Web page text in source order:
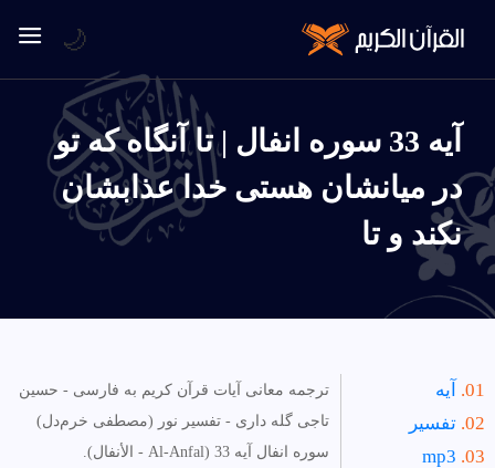
آیه 33 سوره انفال | تا آنگاه كه تو
در ميانشان هستى خدا عذابشان
نكند و تا
آیه
تفسیر
mp3
ترجمه معانی آیات قرآن کریم به فارسی - حسین
تاجی گله داری - تفسیر نور (مصطفی خرم‌دل)
سوره انفال آیه 33 (Al-Anfal - الأنفال).
🌙